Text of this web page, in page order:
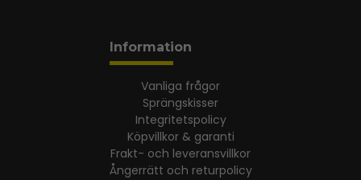
Information
Vanliga frågor
Sprängskisser
Integritetspolicy
Köpvillkor & garanti
Frakt- och leveransvillkor
Ångerrätt och returpolicy